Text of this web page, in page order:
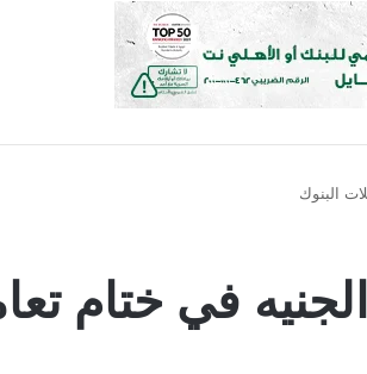
البنوك
في ختام